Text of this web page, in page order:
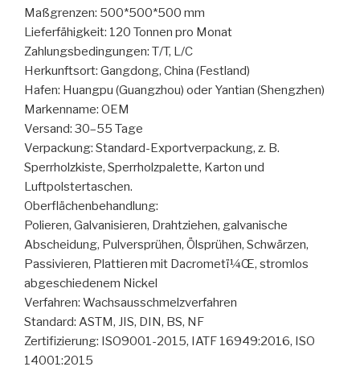
Maßgrenzen: 500*500*500 mm
Lieferfähigkeit: 120 Tonnen pro Monat
Zahlungsbedingungen: T/T, L/C
Herkunftsort: Gangdong, China (Festland)
Hafen: Huangpu (Guangzhou) oder Yantian (Shengzhen)
Markenname: OEM
Versand: 30–55 Tage
Verpackung: Standard-Exportverpackung, z. B.
Sperrholzkiste, Sperrholzpalette, Karton und
Luftpolstertaschen.
Oberflächenbehandlung:
Polieren, Galvanisieren, Drahtziehen, galvanische
Abscheidung, Pulversprühen, Ölsprühen, Schwärzen,
Passivieren, Plattieren mit Dacrometï¼Œ, stromlos
abgeschiedenem Nickel
Verfahren: Wachsausschmelzverfahren
Standard: ASTM, JIS, DIN, BS, NF
Zertifizierung: ISO9001-2015, IATF 16949:2016, ISO
14001:2015